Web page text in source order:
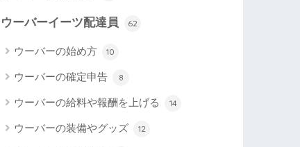
ウーバーイーツ配達員 62
ウーバーの始め方 10
ウーバーの確定申告 8
ウーバーの給料や報酬を上げる 14
ウーバーの装備やグッズ 12